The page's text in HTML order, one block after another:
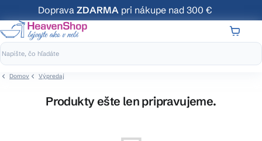
na
obsah
Doprava ZDARMA pri nákupe nad 300 €
Domov Výpredaj
Produkty ešte len pripravujeme.